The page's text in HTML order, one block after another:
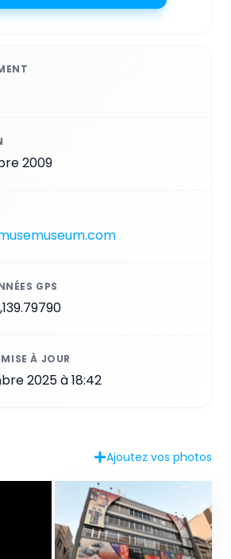
2009
GPS
À JOUR
2025 à 18:42
Ajoutez vos photos